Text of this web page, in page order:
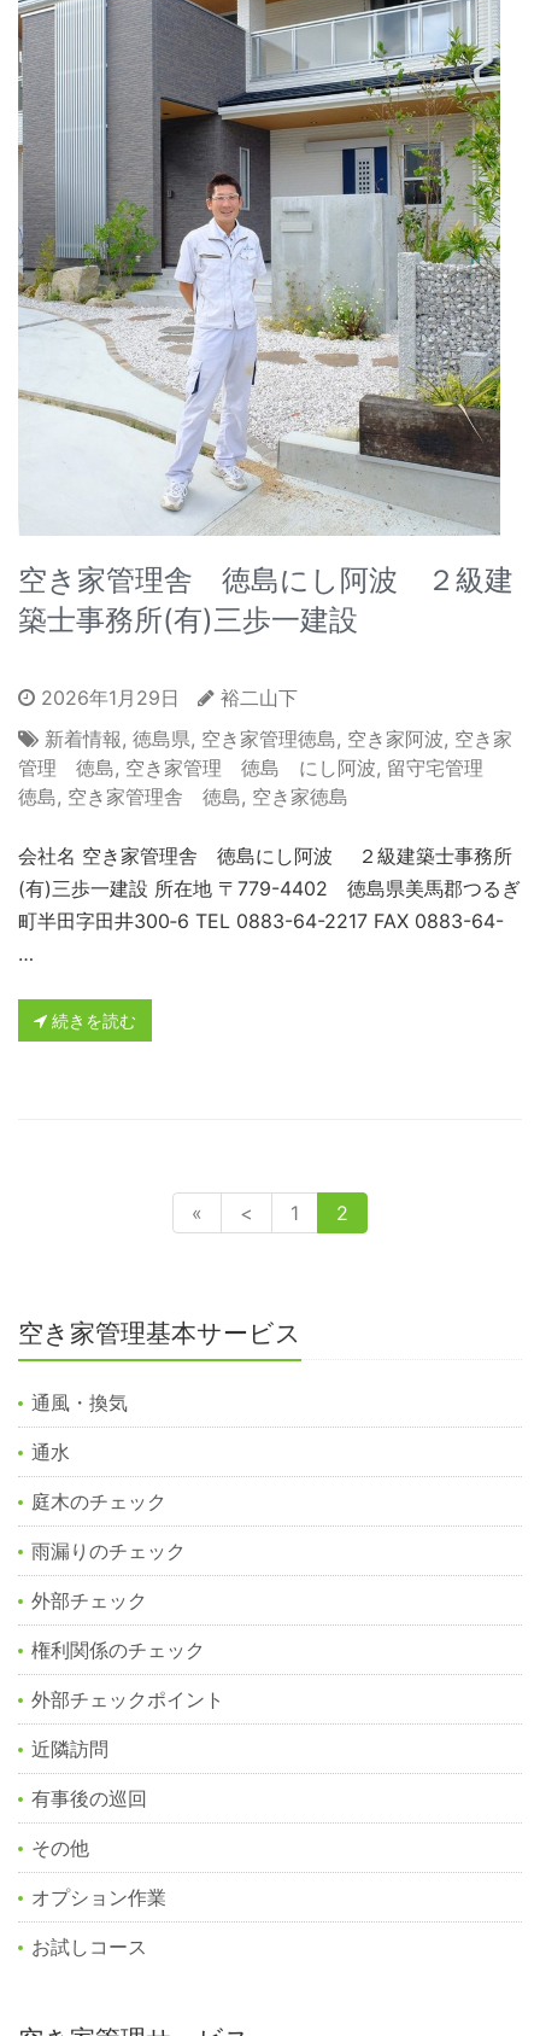
空き家管理舎 徳島にし阿波 ２級建
築士事務所(有)三歩一建設
2026年1月29日
裕二山下
新着情報, 徳島県, 空き家管理徳島, 空き家阿波, 空き家
管理 徳島, 空き家管理 徳島 にし阿波, 留守宅管理
徳島, 空き家管理舎 徳島, 空き家徳島
会社名 空き家管理舎 徳島にし阿波 ２級建築士事務所
(有)三歩一建設 所在地 〒779-4402 徳島県美馬郡つるぎ
町半田字田井300‐6 TEL 0883-64-2217 FAX 0883-64-
…
続きを読む
« < 1 2
空き家管理基本サービス
通風・換気
通水
庭木のチェック
雨漏りのチェック
外部チェック
権利関係のチェック
外部チェックポイント
近隣訪問
有事後の巡回
その他
オプション作業
お試しコース